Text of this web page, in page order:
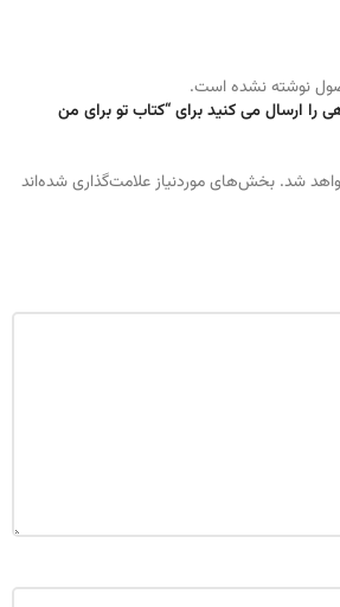
نوشته نشده است.
را ارسال می کنید برای “کتاب تو برای من
شد. بخش‌های موردنیاز علامت‌گذاری شده‌اند